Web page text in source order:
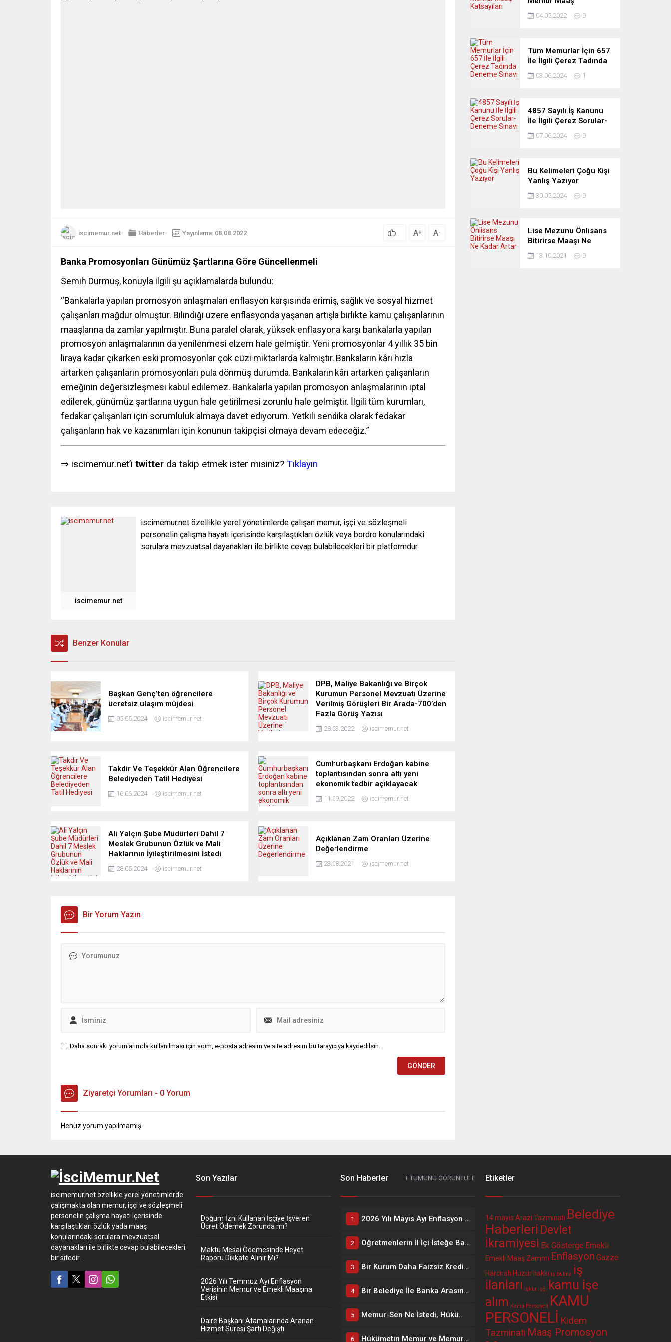
iscimemur.net Haberler Yayınlama: 08.08.2022 A+ A-
Banka Promosyonları Günümüz Şartlarına Göre Güncellenmeli
Semih Durmuş, konuyla ilgili şu açıklamalarda bulundu:
“Bankalarla yapılan promosyon anlaşmaları enflasyon karşısında erimiş, sağlık ve sosyal hizmet
çalışanları mağdur olmuştur. Bilindiği üzere enflasyonda yaşanan artışla birlikte kamu çalışanlarının
maaşlarına da zamlar yapılmıştır. Buna paralel olarak, yüksek enflasyona karşı bankalarla yapılan
promosyon anlaşmalarının da yenilenmesi elzem hale gelmiştir. Yeni promosyonlar 4 yıllık 35 bin
liraya kadar çıkarken eski promosyonlar çok cüzi miktarlarda kalmıştır. Bankaların kârı hızla
artarken çalışanların promosyonları pula dönmüş durumda. Bankaların kârı artarken çalışanların
emeğinin değersizleşmesi kabul edilemez. Bankalarla yapılan promosyon anlaşmalarının iptal
edilerek, günümüz şartlarına uygun hale getirilmesi zorunlu hale gelmiştir. İlgili tüm kurumları,
fedakar çalışanları için sorumluluk almaya davet ediyorum. Yetkili sendika olarak fedakar
çalışanların hak ve kazanımları için konunun takipçisi olmaya devam edeceğiz.”
⇒ iscimemur.net’i twitter da takip etmek ister misiniz? Tıklayın
iscimemur.net
iscimemur.net özellikle yerel yönetimlerde çalışan memur, işçi ve sözleşmeli
personelin çalışma hayatı içerisinde karşılaştıkları özlük veya bordro konularındaki
sorulara mevzuatsal dayanakları ile birlikte cevap bulabilecekleri bir platformdur.
Benzer Konular
Başkan Genç’ten öğrencilere
ücretsiz ulaşım müjdesi
05.05.2024 iscimemur.net
DPB, Maliye Bakanlığı ve Birçok
Kurumun Personel Mevzuatı Üzerine
Verilmiş Görüşleri Bir Arada-700’den
Fazla Görüş Yazısı
28.03.2022 iscimemur.net
Takdir Ve Teşekkür Alan Öğrencilere
Belediyeden Tatil Hediyesi
16.06.2024 iscimemur.net
Cumhurbaşkanı Erdoğan kabine
toplantısından sonra altı yeni
ekonomik tedbir açıklayacak
11.09.2022 iscimemur.net
Ali Yalçın Şube Müdürleri Dahil 7
Meslek Grubunun Özlük ve Mali
Haklarının İyileştirilmesini İstedi
28.05.2024 iscimemur.net
Açıklanan Zam Oranları Üzerine
Değerlendirme
23.08.2021 iscimemur.net
Bir Yorum Yazın
Daha sonraki yorumlarımda kullanılması için adım, e-posta adresim ve site adresim bu tarayıcıya kaydedilsin.
Ziyaretçi Yorumları - 0 Yorum
Henüz yorum yapılmamış.
Katsayıları
04.05.2022 0
Tüm Memurlar İçin 657
İle İlgili Çerez Tadında
Deneme Sınavı
03.06.2024 1
4857 Sayılı İş Kanunu
İle İlgili Çerez Sorular-
Deneme Sınavı
07.06.2024 0
Bu Kelimeleri Çoğu Kişi
Yanlış Yazıyor
30.05.2024 0
Lise Mezunu Önlisans
Bitirirse Maaşı Ne
Kadar Artar
13.10.2021 0
iscimemur.net özellikle yerel yönetimlerde
çalışmakta olan memur, işçi ve sözleşmeli
personelin çalışma hayatı içerisinde
karşılaştıkları özlük yada maaş
konularındaki sorulara mevzuatsal
dayanakları ile birlikte cevap bulabilecekleri
bir sitedir.
Son Yazılar
Doğum İzni Kullanan İşçiye İşveren
Ücret Ödemek Zorunda mı?
Maktu Mesai Ödemesinde Heyet
Raporu Dikkate Alınır Mı?
2026 Yılı Temmuz Ayı Enflasyon
Verisinin Memur ve Emekli Maaşına
Etkisi
Daire Başkanı Atamalarında Aranan
Hizmet Süresi Şartı Değişti
Son Haberler + TÜMÜNÜ GÖRÜNTÜLE
2026 Yılı Mayıs Ayı Enflasyon Verisinin Memur ve Emekli Maaşına Etkisi
Öğretmenlerin İl İçi İsteğe Bağlı Yer Değiştirme Başvuruları Başladı
Bir Kurum Daha Faizsiz Kredi Seçenekli Promosyon Anlaşması Yaptı. 12 Ay Geri Ödemeli 400 Bin TL Faizsiz Kredi
Bir Belediye İle Banka Arasında Faizsiz Kredi Seçenekli Promosyon Anlaşması Yapıldı
Memur-Sen Ne İstedi, Hükümet Ne Teklif Etti?
Hükümetin Memur ve Memur Emeklisine İlk Zam Teklifi Belli Oldu
Etiketler
14 mayıs Arazi Tazminatı Belediye
Haberleri Devlet
İkramiyesi Ek Gösterge Emekli
Emekli Maaş Zammı Enflasyon Gazze
Harcırah Huzur hakkı iş bulma iş
ilanları işkur işçi
kamu işe
alım Kamu Personeli KAMU
PERSONELİ Kıdem
Tazminatı Maaş Promosyon